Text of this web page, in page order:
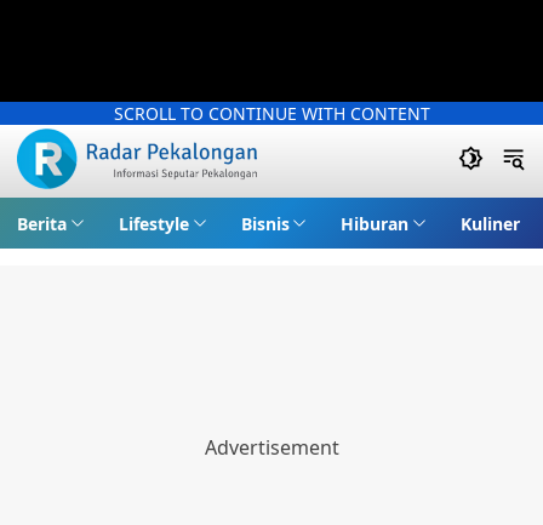
SCROLL TO CONTINUE WITH CONTENT
Berita Lifestyle Bisnis Hiburan Kuliner